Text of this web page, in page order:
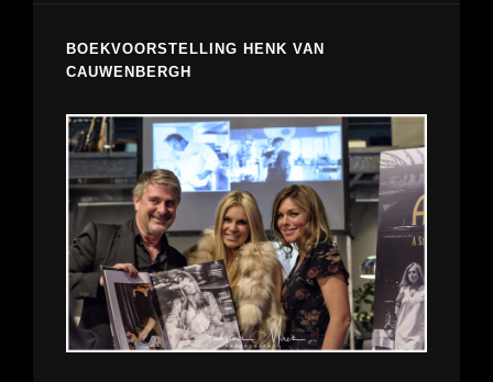
BOEKVOORSTELLING HENK VAN
CAUWENBERGH